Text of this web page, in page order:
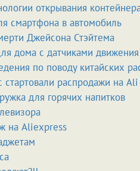
открывания
смартфона в автомобиль
Джейсона Стэйтема
дома с датчиками
по поводу китайских
стартовали распродажи на
для горячих напитков
на Aliexpress